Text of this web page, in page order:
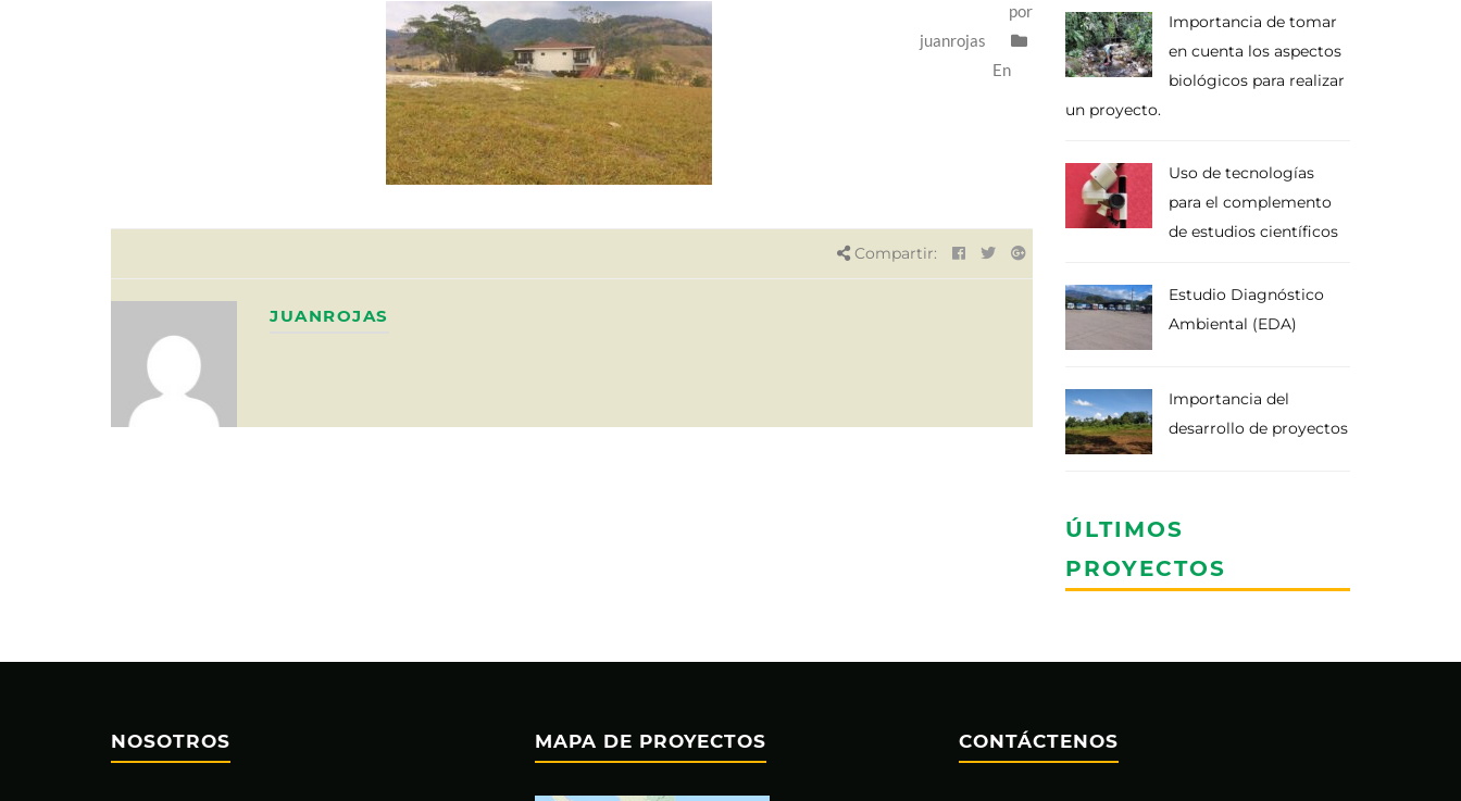
por
juanrojas
En
Compartir:
JUANROJAS
Importancia de tomar
en cuenta los aspectos
biológicos para realizar
un proyecto.
Uso de tecnologías
para el complemento
de estudios científicos
Estudio Diagnóstico
Ambiental (EDA)
Importancia del
desarrollo de proyectos
ÚLTIMOS
PROYECTOS
NOSOTROS MAPA DE PROYECTOS CONTÁCTENOS